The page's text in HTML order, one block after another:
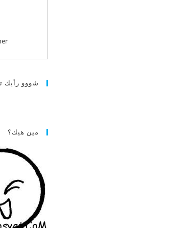
شووو رأيك
مين هيك؟